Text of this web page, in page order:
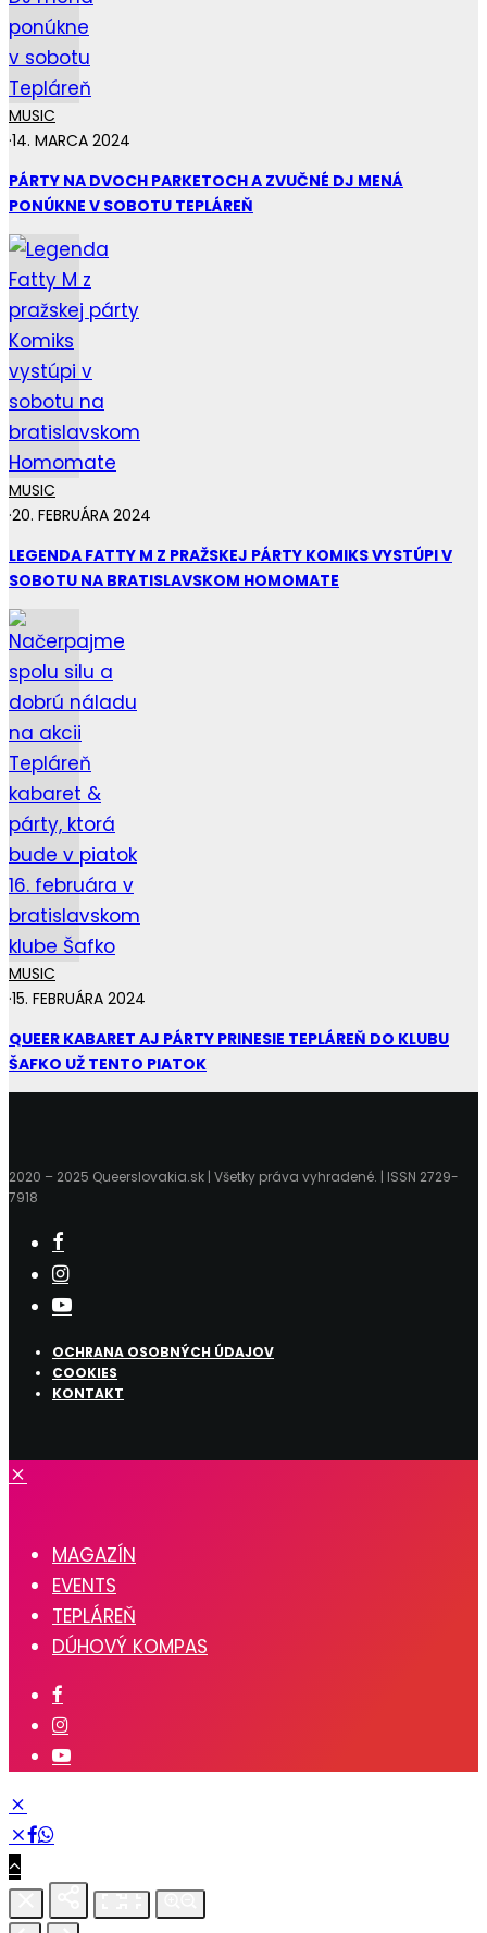
MUSIC
·14. MARCA 2024
PÁRTY NA DVOCH PARKETOCH A ZVUČNÉ DJ MENÁ
PONÚKNE V SOBOTU TEPLÁREŇ
MUSIC
·20. FEBRUÁRA 2024
LEGENDA FATTY M Z PRAŽSKEJ PÁRTY KOMIKS VYSTÚPI V
SOBOTU NA BRATISLAVSKOM HOMOMATE
MUSIC
·15. FEBRUÁRA 2024
QUEER KABARET AJ PÁRTY PRINESIE TEPLÁREŇ DO KLUBU
ŠAFKO UŽ TENTO PIATOK
2020 – 2025 Queerslovakia.sk | Všetky práva vyhradené. | ISSN 2729-
7918
OCHRANA OSOBNÝCH ÚDAJOV
COOKIES
KONTAKT
MAGAZÍN
EVENTS
TEPLÁREŇ
DÚHOVÝ KOMPAS